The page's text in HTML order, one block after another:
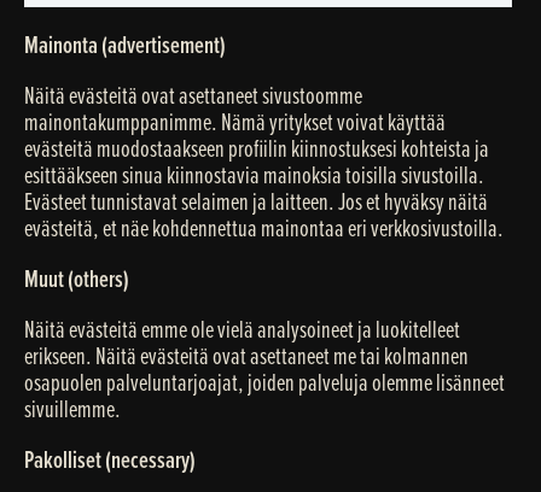
Mainonta (advertisement)
Näitä evästeitä ovat asettaneet sivustoomme
mainontakumppanimme. Nämä yritykset voivat käyttää
evästeitä muodostaakseen profiilin kiinnostuksesi kohteista ja
esittääkseen sinua kiinnostavia mainoksia toisilla sivustoilla.
Evästeet tunnistavat selaimen ja laitteen. Jos et hyväksy näitä
evästeitä, et näe kohdennettua mainontaa eri verkkosivustoilla.
Muut (others)
Näitä evästeitä emme ole vielä analysoineet ja luokitelleet
erikseen. Näitä evästeitä ovat asettaneet me tai kolmannen
osapuolen palveluntarjoajat, joiden palveluja olemme lisänneet
sivuillemme.
Pakolliset (necessary)